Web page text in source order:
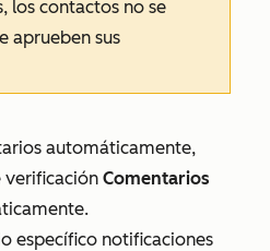
los contactos no se
aprueben sus
automáticamente,
verificación Comentarios
específico notificaciones